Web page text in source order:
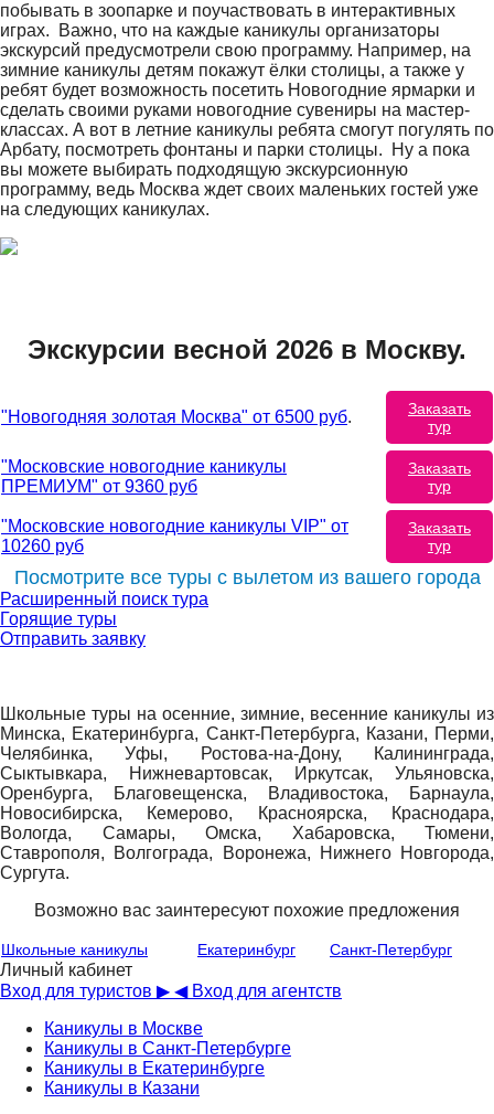
побывать в зоопарке и поучаствовать в интерактивных
играх. Важно, что на каждые каникулы организаторы
экскурсий предусмотрели свою программу. Например, на
зимние каникулы детям покажут ёлки столицы, а также у
ребят будет возможность посетить Новогодние ярмарки и
сделать своими руками новогодние сувениры на мастер-
классах. А вот в летние каникулы ребята смогут погулять по
Арбату, посмотреть фонтаны и парки столицы. Ну а пока
вы можете выбирать подходящую экскурсионную
программу, ведь Москва ждет своих маленьких гостей уже
на следующих каникулах.
Экскурсии весной 2026 в Москву.
"Новогодняя золотая Москва" от 6500 руб.
Заказать
тур
"Московские новогодние каникулы
ПРЕМИУМ" от 9360 руб
Заказать
тур
"Московские новогодние каникулы VIP" от
10260 руб
Заказать
тур
Посмотрите все туры с вылетом из вашего города
Расширенный поиск тура
Горящие туры
Отправить заявку
Школьные туры на осенние, зимние, весенние каникулы из
Минска, Екатеринбурга, Санкт-Петербурга, Казани, Перми,
Челябинка, Уфы, Ростова-на-Дону, Калининграда,
Сыктывкара, Нижневартовсак, Иркутсак, Ульяновска,
Оренбурга, Благовещенска, Владивостока, Барнаула,
Новосибирска, Кемерово, Красноярска, Краснодара,
Вологда, Самары, Омска, Хабаровска, Тюмени,
Ставрополя, Волгограда, Воронежа, Нижнего Новгорода,
Сургута.
Возможно вас заинтересуют похожие предложения
Школьные каникулы Екатеринбург Санкт-Петербург
Личный кабинет
Вход для туристов ▶ ◀ Вход для агентств
Каникулы в Москве
Каникулы в Санкт-Петербурге
Каникулы в Екатеринбурге
Каникулы в Казани